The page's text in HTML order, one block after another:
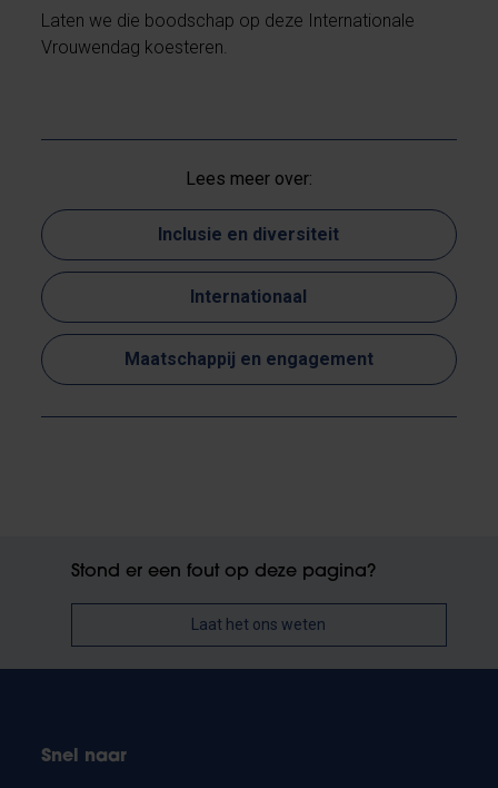
Laten we die boodschap op deze Internationale
Vrouwendag koesteren.
Lees meer over:
Inclusie en diversiteit
Internationaal
Maatschappij en engagement
Stond er een fout op deze pagina?
Laat het ons weten
Snel naar